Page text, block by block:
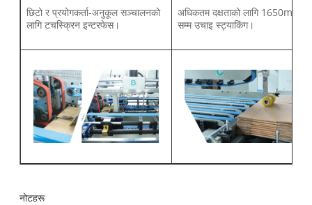
छिटो र प्रयोगकर्ता-अनुकूल सञ्चालनको
लागि टचस्क्रिन इन्टरफेस।
अधिकतम दक्षताको लागि 1650mm
सम्म उचाइ स्ट्याकिंग।
नोटहरू